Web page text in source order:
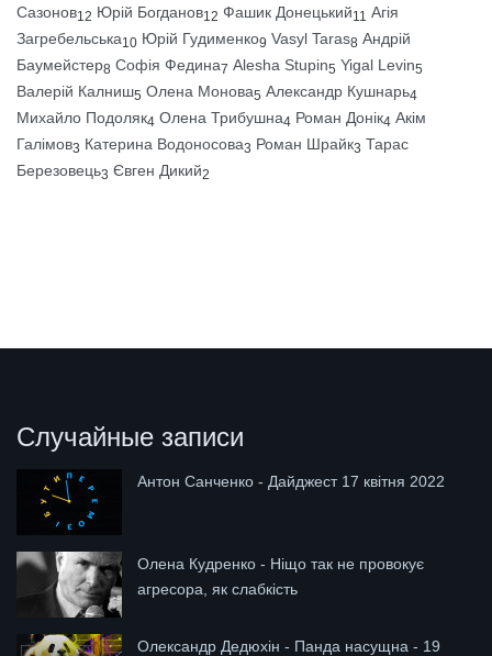
Сазонов12 Юрій Богданов12 Фашик Донецький11 Агія
Загребельська10 Юрій Гудименко9 Vasyl Taras8 Андрій
Баумейстер8 Софія Федина7 Alesha Stupin5 Yigal Levin5
Валерій Калниш5 Олена Монова5 Александр Кушнарь4
Михайло Подоляк4 Олена Трибушна4 Роман Донік4 Акім
Галімов3 Катерина Водоносова3 Роман Шрайк3 Тарас
Березовець3 Євген Дикий2
Случайные записи
Антон Санченко - Дайджест 17 квітня 2022
Олена Кудренко - Ніщо так не провокує
агресора, як слабкість
Олександр Дедюхін - Панда насущна - 19